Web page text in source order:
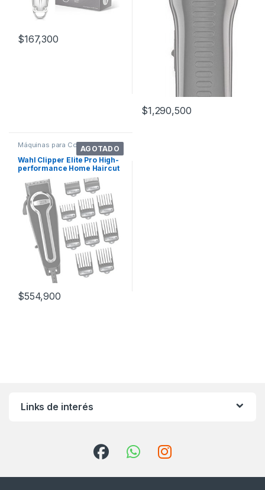
$167,300
$1,290,500
AGOTADO
Máquinas para Cortar Cabello
Wahl Clipper Elite Pro High-
performance Home Haircut
$554,900
Links de interés